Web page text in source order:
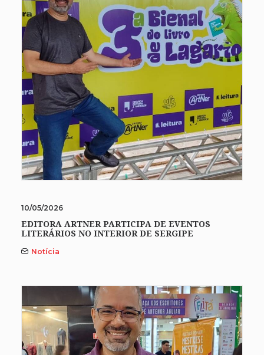
10/05/2026
EDITORA ARTNER PARTICIPA DE EVENTOS
LITERÁRIOS NO INTERIOR DE SERGIPE
Notícia